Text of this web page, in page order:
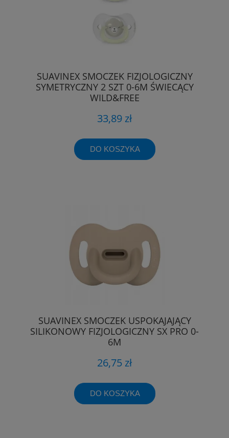
SUAVINEX SMOCZEK FIZJOLOGICZNY
SYMETRYCZNY 2 SZT 0-6M ŚWIECĄCY
WILD&FREE
33,89 zł
DO KOSZYKA
SUAVINEX SMOCZEK USPOKAJAJĄCY
SILIKONOWY FIZJOLOGICZNY SX PRO 0-
6M
26,75 zł
DO KOSZYKA